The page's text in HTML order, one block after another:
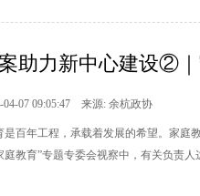
助力新中心建设②
04-07 09:05:47 来源: 余杭政协
是百年工程，承载着发展的希望。家庭
庭教育”专题专委会视察中，有关负责人